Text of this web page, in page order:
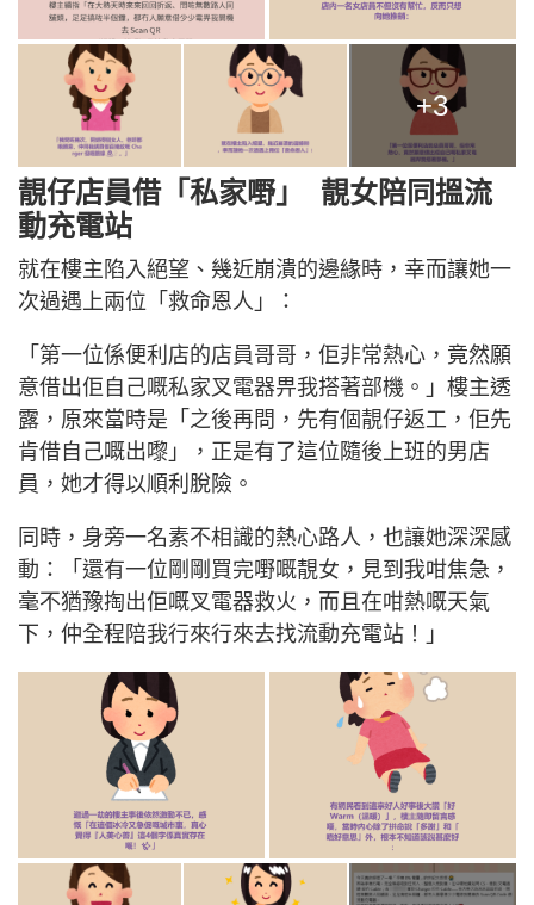
+3
靚仔店員借「私家嘢」 靚女陪同搵流
動充電站
就在樓主陷入絕望、幾近崩潰的邊緣時，幸而讓她一
次過遇上兩位「救命恩人」：
「第一位係便利店的店員哥哥，佢非常熱心，竟然願
意借出佢自己嘅私家叉電器畀我搭著部機。」樓主透
露，原來當時是「之後再問，先有個靚仔返工，佢先
肯借自己嘅出嚟」，正是有了這位隨後上班的男店
員，她才得以順利脫險。
同時，身旁一名素不相識的熱心路人，也讓她深深感
動：「還有一位剛剛買完嘢嘅靚女，見到我咁焦急，
毫不猶豫掏出佢嘅叉電器救火，而且在咁熱嘅天氣
下，仲全程陪我行來行來去找流動充電站！」